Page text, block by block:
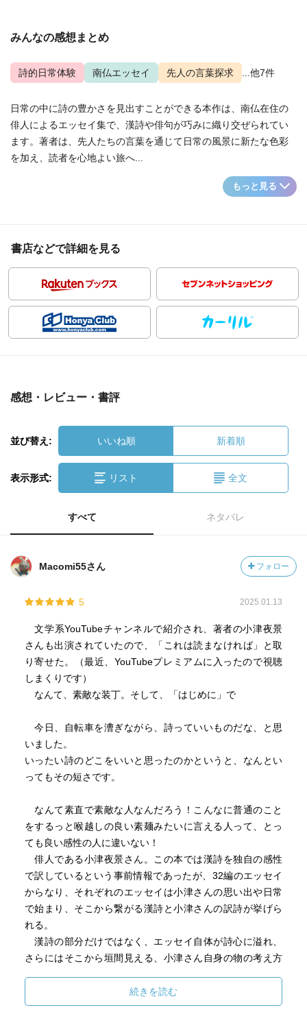
みんなの感想まとめ
詩的日常体験 南仏エッセイ 先人の言葉探求 ...他7件
日常の中に詩の豊かさを見出すことができる本作は、南仏在住の
俳人によるエッセイ集で、漢詩や俳句が巧みに織り交ぜられてい
ます。著者は、先人たちの言葉を通じて日常の風景に新たな色彩
を加え、読者を心地よい旅へ...
もっと見る
書店などで詳細を見る
感想・レビュー・書評
並び替え: いいね順 新着順
表示形式: リスト 全文
すべて ネタバレ
Macomi55さん フォロー
5 2025.01.13
文学系YouTubeチャンネルで紹介され、著者の小津夜景
さんも出演されていたので、「これは読まなければ」と取
り寄せた。（最近、YouTubeプレミアムに入ったので視聴
しまくりです）
なんて、素敵な装丁。そして、「はじめに」で
今日、自転車を漕ぎながら、詩っていいものだな、と思
いました。
いったい詩のどこをいいと思ったのかというと、なんとい
ってもその短さです。
なんて素直で素敵な人なんだろう！こんなに普通のこと
をするっと喉越しの良い素麺みたいに言える人って、とっ
ても良い感性の人に違いない！
俳人である小津夜景さん。この本では漢詩を独自の感性
で訳しているという事前情報であったが、32編のエッセイ
からなり、それぞれのエッセイは小津さんの思い出や日常
で始まり、そこから繋がる漢詩と小津さんの訳詩が挙げら
れる。
漢詩の部分だけではなく、エッセイ自体が詩心に溢れ、
さらにはそこから垣間見える、小津さん自身の物の考え方
ことを私は言いたいのか？）というのか、ユニークで、自
由で面白い。
続きを読む